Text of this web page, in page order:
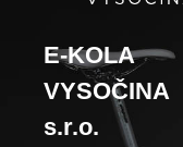
E-KOLA
VYSOČINA
s.r.o.